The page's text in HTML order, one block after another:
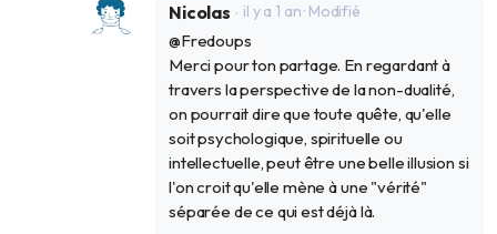
Nicolas il y a 1 an· Modifié
@Fredoups
Merci pour ton partage. En regardant à
travers la perspective de la non-dualité,
on pourrait dire que toute quête, qu'elle
soit psychologique, spirituelle ou
intellectuelle, peut être une belle illusion si
l'on croit qu'elle mène à une "vérité"
séparée de ce qui est déjà là.